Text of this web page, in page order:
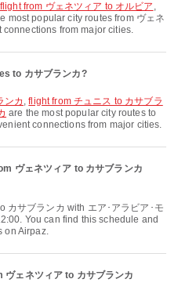
flight from ヴェネツィア to オルビア ,
most popular city routes from ヴェネ
connections from major cities.
to カサブランカ?
ンカ ,flight from チュニス to カサブラ
are the most popular city routes to
connections from major cities.
ヴェネツィア to カサブランカ
You can find this schedule and
on Airpaz.
ェネツィア to カサブランカ